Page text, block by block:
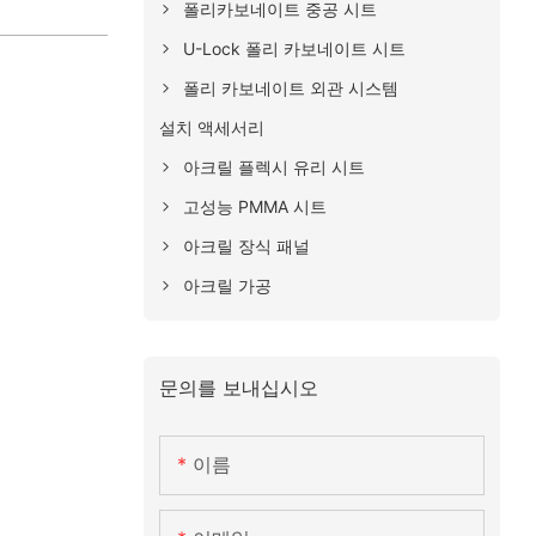
폴리카보네이트 중공 시트
U-Lock 폴리 카보네이트 시트
폴리 카보네이트 외관 시스템
설치 액세서리
아크릴 플렉시 유리 시트
고성능 PMMA 시트
아크릴 장식 패널
아크릴 가공
문의를 보내십시오
이름